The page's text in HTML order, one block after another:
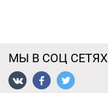
МЫ В СОЦ СЕТЯХ